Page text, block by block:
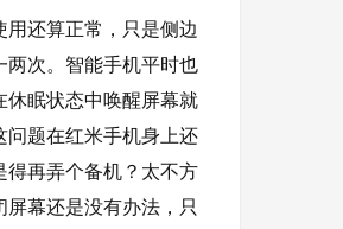
还算正常，只是侧边
两次。智能手机平时也
休眠状态中唤醒屏幕就
问题在红米手机身上还
得再弄个备机？太不方
幕还是没有办法，只